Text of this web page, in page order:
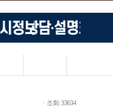
ㆍ조회: 33634